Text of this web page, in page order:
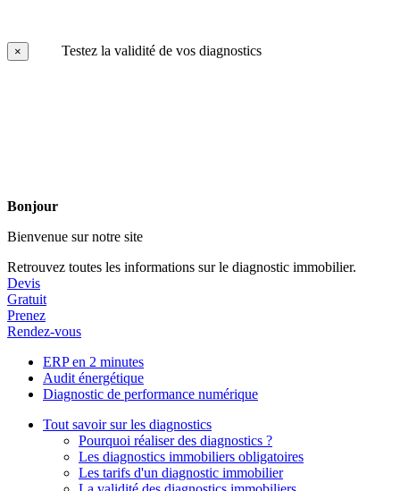
× Testez la validité de vos diagnostics
Bonjour
Bienvenue sur notre site
Retrouvez toutes les informations sur le diagnostic immobilier.
Devis
Gratuit
Prenez
Rendez-vous
ERP en 2 minutes
Audit énergétique
Diagnostic de performance numérique
Tout savoir sur les diagnostics
Pourquoi réaliser des diagnostics ?
Les diagnostics immobiliers obligatoires
Les tarifs d'un diagnostic immobilier